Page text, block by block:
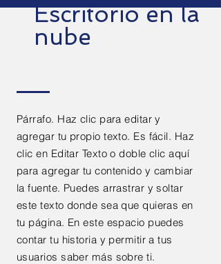
Escritorio en la
nube
Párrafo. Haz clic para editar y
agregar tu propio texto. Es fácil. Haz
clic en Editar Texto o doble clic aquí
para agregar tu contenido y cambiar
la fuente. Puedes arrastrar y soltar
este texto donde sea que quieras en
tu página. En este espacio puedes
contar tu historia y permitir a tus
usuarios saber más sobre ti.